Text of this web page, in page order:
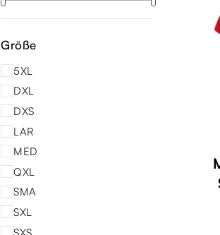
Größe
5XL
DXL
DXS
LAR
MED
QXL
SMA
SXL
SXS